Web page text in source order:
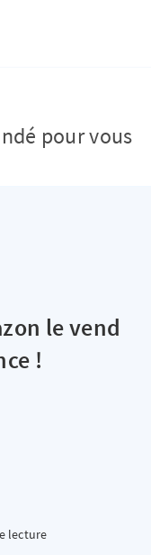
pour vous
le vend
!
lecture